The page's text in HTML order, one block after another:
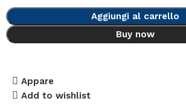
Aggiungi al carrello
Buy now
Appare
Add to wishlist